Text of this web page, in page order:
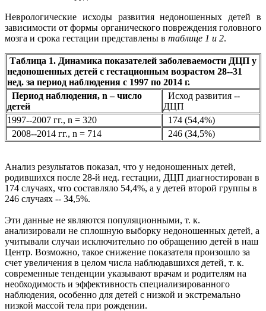
Неврологические исходы развития недоношенных детей в
зависимости от формы органического повреждения головного
мозга и срока гестации представлены в таблице 1 и 2.
Таблица 1. Динамика показателей заболеваемости ДЦП у
недоношенных детей с гестационным возрастом 28--31
нед. за период наблюдения с 1997 по 2014 г.
Период наблюдения, n – число
детей
Исход развития --
ДЦП
1997--2007 гг., n = 320
174 (54,4%)
2008--2014 гг., n = 714
246 (34,5%)
Анализ результатов показал, что у недоношенных детей,
родившихся после 28-й нед. гестации, ДЦП диагностирован в
174 случаях, что составляло 54,4%, а у детей второй группы в
246 случаях -- 34,5%.
Эти данные не являются популяционными, т. к.
анализировали не сплошную выборку недоношенных детей, а
учитывали случаи исключительно по обращению детей в наш
Центр. Возможно, такое снижение показателя произошло за
счет увеличения в целом числа наблюдавшихся детей, т. к.
современные тенденции указывают врачам и родителям на
необходимость и эффективность специализированного
наблюдения, особенно для детей с низкой и экстремально
низкой массой тела при рождении.